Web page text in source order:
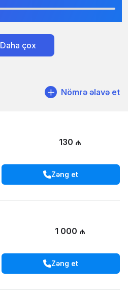
Daha çox
Nömrə əlavə et
130 ₼
Zəng et
1 000 ₼
Zəng et